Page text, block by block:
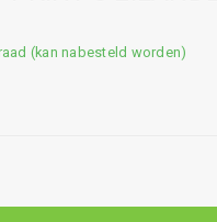
(kan nabesteld worden)